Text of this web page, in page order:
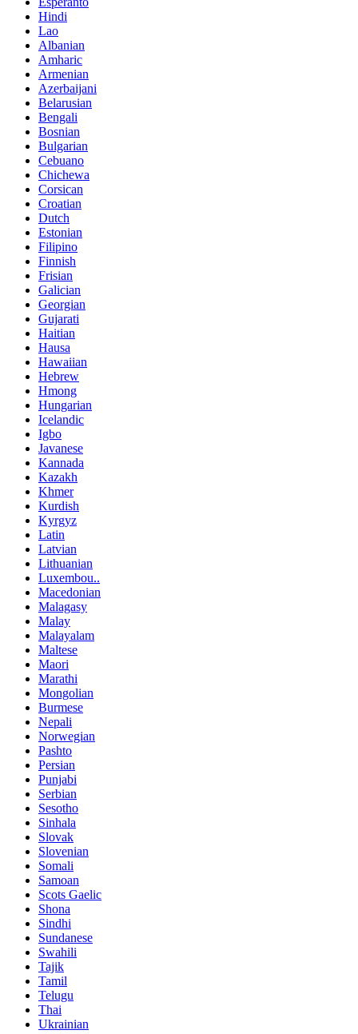
Hindi
Lao
Albanian
Amharic
Armenian
Azerbaijani
Belarusian
Bengali
Bosnian
Bulgarian
Cebuano
Chichewa
Corsican
Croatian
Dutch
Estonian
Filipino
Finnish
Frisian
Galician
Georgian
Gujarati
Haitian
Hausa
Hawaiian
Hebrew
Hmong
Hungarian
Icelandic
Igbo
Javanese
Kannada
Kazakh
Khmer
Kurdish
Kyrgyz
Latin
Latvian
Lithuanian
Luxembou..
Macedonian
Malagasy
Malay
Malayalam
Maltese
Maori
Marathi
Mongolian
Burmese
Nepali
Norwegian
Pashto
Persian
Punjabi
Serbian
Sesotho
Sinhala
Slovak
Slovenian
Somali
Samoan
Scots Gaelic
Shona
Sindhi
Sundanese
Swahili
Tajik
Tamil
Telugu
Thai
Ukrainian